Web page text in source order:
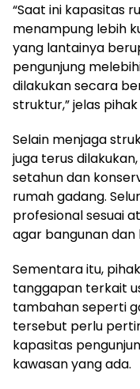
“Saat ini kapasitas
menampung lebih
yang lantainya
pengunjung
dilakukan secara
struktur,” jelas
Selain menjaga
juga terus
setahun dan
rumah gadang.
profesional sesuai
agar bangunan
Sementara itu,
tanggapan terkait
tambahan seperti
tersebut perlu
kapasitas
kawasan yang ada.